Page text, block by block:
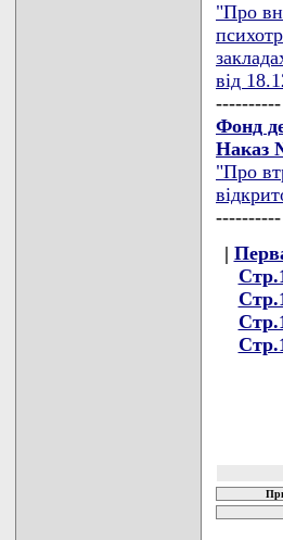
"Про
від
----------
Фонд
Наказ
"Про
----------
|